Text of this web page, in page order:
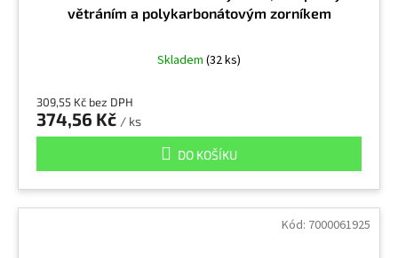
větráním a polykarbonátovým zorníkem
Skladem (32 ks)
309,55 Kč bez DPH
374,56 Kč / ks
DO KOŠÍKU
Kód: 7000061925